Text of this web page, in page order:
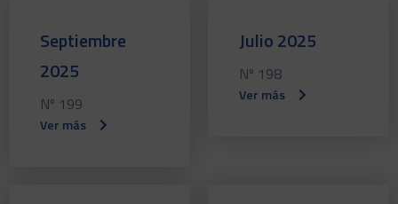
Septiembre
2025
Nº 199
Ver más
Julio 2025
Nº 198
Ver más